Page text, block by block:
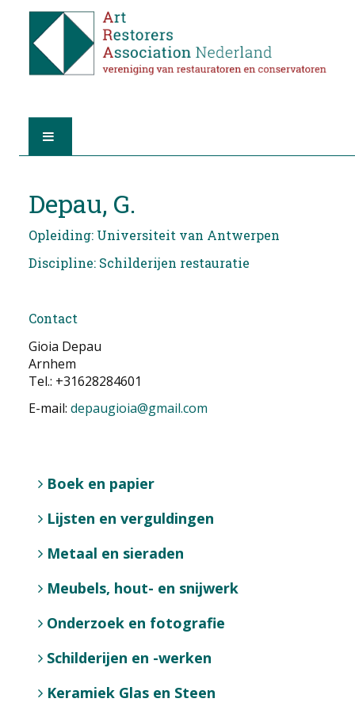
OVER A.R.A.
DE RESTAURATOREN
EDUCATIE
NIEUWS
Selecteer de taal
Depau, G.
Opleiding: Universiteit van Antwerpen
Discipline: Schilderijen restauratie
Contact
Gioia Depau
Arnhem
Tel.: +31628284601
E-mail: depaugioia@gmail.com
Boek en papier
Lijsten en verguldingen
Metaal en sieraden
Meubels, hout- en snijwerk
Onderzoek en fotografie
Schilderijen en -werken
Keramiek Glas en Steen